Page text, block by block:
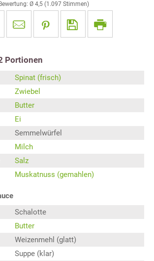
Bewertung: Ø 4,5 (1.097 Stimmen)
Portionen
Spinat (frisch)
Zwiebel
Butter
Ei
Semmelwürfel
Milch
Salz
Muskatnuss (gemahlen)
Schalotte
Butter
Weizenmehl (glatt)
Suppe (klar)